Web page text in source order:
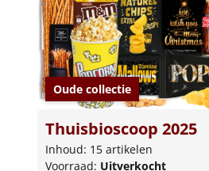
Oude collectie
Thuisbioscoop 2025
Inhoud: 15 artikelen
Voorraad: Uitverkocht